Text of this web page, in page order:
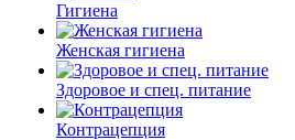
Гигиена
Женская гигиена
Здоровое и спец. питание
Контрацепция